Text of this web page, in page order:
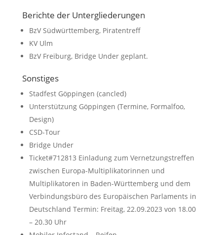
Berichte der Untergliederungen
BzV Südwürttemberg, Piratentreff
KV Ulm
BzV Freiburg, Bridge Under geplant.
Sonstiges
Stadfest Göppingen (cancled)
Unterstützung Göppingen (Termine, Formalfoo,
Design)
CSD-Tour
Bridge Under
Ticket#712813 Einladung zum Vernetzungstreffen
zwischen Europa-Multiplikatorinnen und
Multiplikatoren in Baden-Württemberg und dem
Verbindungsbüro des Europäischen Parlaments in
Deutschland Termin: Freitag, 22.09.2023 von 18.00
– 20.30 Uhr